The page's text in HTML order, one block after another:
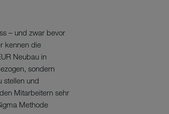
– und zwar bevor
kennen die
Neubau in
sondern
stellen und
Mitarbeitern sehr
Methode